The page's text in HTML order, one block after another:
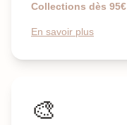
Collections dès 95€
En savoir plus
🎨